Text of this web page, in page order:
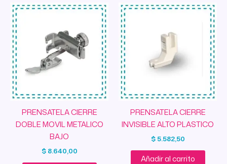
PRENSATELA CIERRE
DOBLE MOVIL METALICO
BAJO
$8.640,00
PRENSATELA CIERRE
INVISIBLE ALTO PLASTICO
$5.582,50
Añadir al carrito